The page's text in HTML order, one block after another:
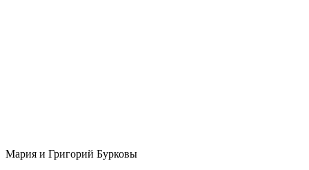
Мария и Григорий Бурковы